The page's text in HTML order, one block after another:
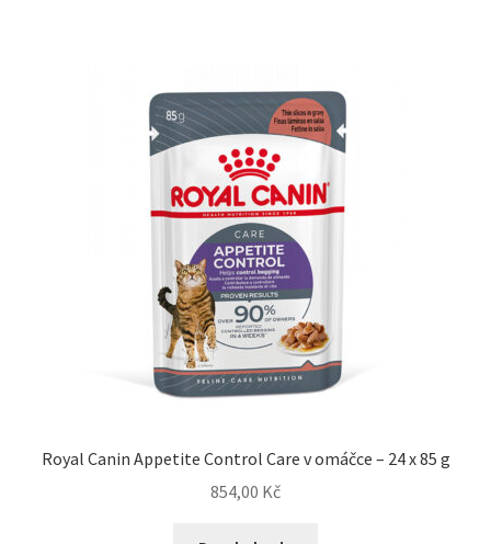
Royal Canin Appetite Control Care v omáčce – 24 x 85 g
854,00 Kč